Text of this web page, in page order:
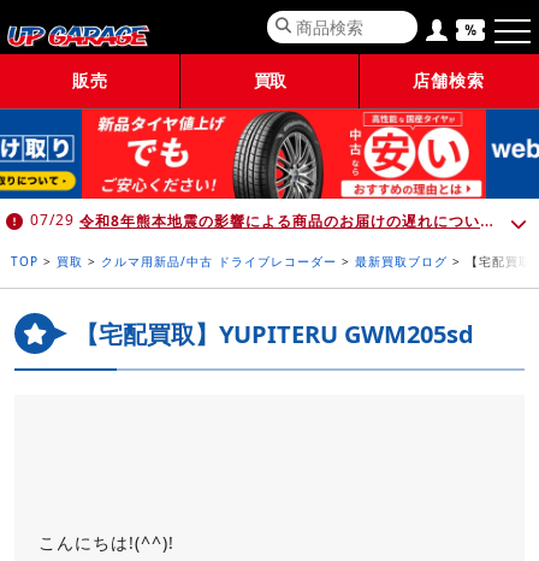
販売 買取 店舗検索
07/29 令和8年熊本地震の影響による商品のお届けの遅れについて （7月30日 10:00時点）
TOP > 買取 > クルマ用新品/中古 ドライブレコーダー > 最新買取ブログ > 【宅配買
【宅配買取】YUPITERU GWM205sd
こんにちは!(^^)!